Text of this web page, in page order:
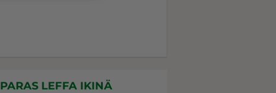
PARAS LEFFA IKINÄ